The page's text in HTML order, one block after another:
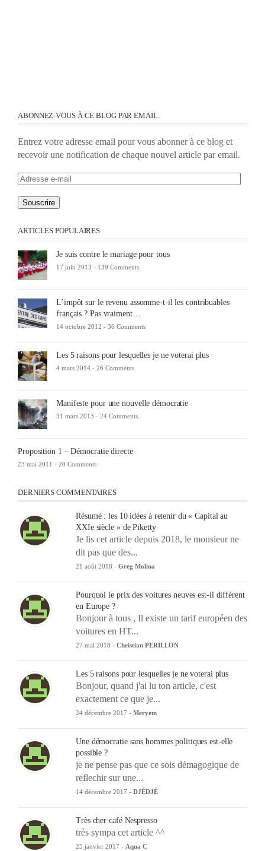
ABONNEZ-VOUS À CE BLOG PAR EMAIL.
Entrez votre adresse email pour vous abonner à ce blog et
recevoir une notification de chaque nouvel article par email.
Adresse
mail
ARTICLES POPULAIRES
Je suis contre le mariage pour tous
17 juin 2013 - 139 Comments
L’impôt sur le revenu assomme-t-il les contribuables
français ? Pas vraiment…
14 octobre 2012 - 36 Comments
Les 5 raisons pour lesquelles je ne voterai plus
4 mars 2014 - 26 Comments
Manifeste pour une nouvelle démocratie
31 mars 2013 - 24 Comments
Proposition 1 – Démocratie directe
23 mai 2011 - 20 Comments
DERNIERS COMMENTAIRES
Résumé : les 10 idées à retenir du « Capital au
XXIe siècle » de Piketty
Je lis cet article depuis 2018, le monsieur ne
dit pas que des...
21 août 2018 - Greg Molina
Pourquoi le prix des voitures neuves est-il différent
en Europe ?
Bonjour à tous , Il existe un tarif européen des
voitures en HT...
27 mai 2018 - Christian PERILLON
Les 5 raisons pour lesquelles je ne voterai plus
Bonjour, quand j'ai lu ton article, c'est
exactement ce que je...
24 décembre 2017 - Meryem
Une démocratie sans hommes politiques est-elle
possible ?
je ne pense pas que ce sois démagogique de
reflechir sur une...
14 décembre 2017 - DJÉDJÉ
Très cher café Nespresso
très sympa cet article ^^
25 janvier 2017 - Aqua C